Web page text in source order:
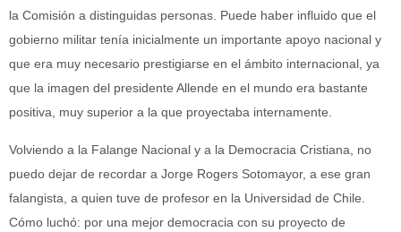
la Comisión a distinguidas personas. Puede haber influido que el
gobierno militar tenía inicialmente un importante apoyo nacional y
que era muy necesario prestigiarse en el ámbito internacional, ya
que la imagen del presidente Allende en el mundo era bastante
positiva, muy superior a la que proyectaba internamente.
Volviendo a la Falange Nacional y a la Democracia Cristiana, no
puedo dejar de recordar a Jorge Rogers Sotomayor, a ese gran
falangista, a quien tuve de profesor en la Universidad de Chile.
Cómo luchó: por una mejor democracia con su proyecto de